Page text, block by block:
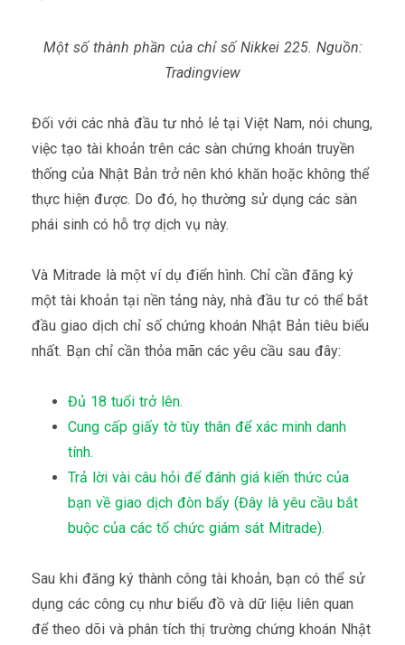
Một số thành phần của chỉ số Nikkei 225. Nguồn:
Tradingview
Đối với các nhà đầu tư nhỏ lẻ tại Việt Nam, nói chung,
việc tạo tài khoản trên các sàn chứng khoán truyền
thống của Nhật Bản trở nên khó khăn hoặc không thể
thực hiện được. Do đó, họ thường sử dụng các sàn
phái sinh có hỗ trợ dịch vụ này.
Và Mitrade là một ví dụ điển hình. Chỉ cần đăng ký
một tài khoản tại nền tảng này, nhà đầu tư có thể bắt
đầu giao dịch chỉ số chứng khoán Nhật Bản tiêu biểu
nhất. Bạn chỉ cần thỏa mãn các yêu cầu sau đây:
Đủ 18 tuổi trở lên.
Cung cấp giấy tờ tùy thân để xác minh danh
tính.
Trả lời vài câu hỏi để đánh giá kiến thức của
bạn về giao dịch đòn bẩy (Đây là yêu cầu bắt
buộc của các tổ chức giám sát Mitrade).
Sau khi đăng ký thành công tài khoản, bạn có thể sử
dụng các công cụ như biểu đồ và dữ liệu liên quan
để theo dõi và phân tích thị trường chứng khoán Nhật